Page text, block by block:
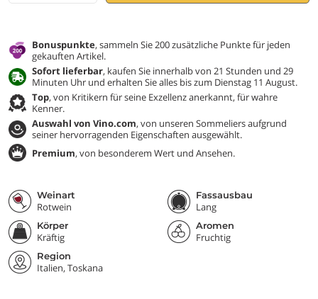
Bonuspunkte, sammeln Sie 200 zusätzliche Punkte für jeden
gekauften Artikel.
Sofort lieferbar, kaufen Sie innerhalb von 21 Stunden und 29
Minuten Uhr und erhalten Sie alles bis zum Dienstag 11 August.
Top, von Kritikern für seine Exzellenz anerkannt, für wahre
Kenner.
Auswahl von Vino.com, von unseren Sommeliers aufgrund
seiner hervorragenden Eigenschaften ausgewählt.
Premium, von besonderem Wert und Ansehen.
Weinart
Rotwein
Fassausbau
Lang
Körper
Kräftig
Aromen
Fruchtig
Region
Italien, Toskana